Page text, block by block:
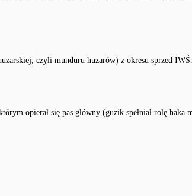
czyli munduru huzarów) z okresu sprzed IWŚ.
opierał się pas główny (guzik spełniał rolę haka